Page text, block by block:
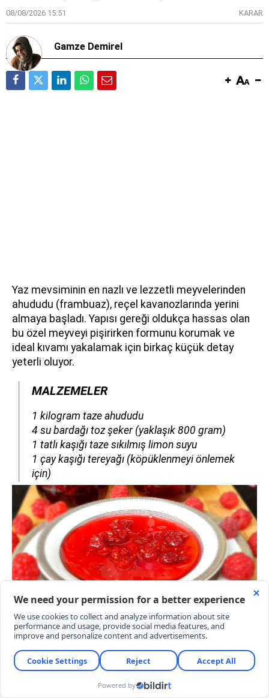
08/08/2026 15:51 KARAR
Gamze Demirel
Yaz mevsiminin en nazlı ve lezzetli meyvelerinden
ahududu (frambuaz), reçel kavanozlarında yerini
almaya başladı. Yapısı gereği oldukça hassas olan
bu özel meyveyi pişirirken formunu korumak ve
ideal kıvamı yakalamak için birkaç küçük detay
yeterli oluyor.
MALZEMELER
​​​​​​​1 kilogram taze ahududu
4 su bardağı toz şeker (yaklaşık 800 gram)
1 tatlı kaşığı taze sıkılmış limon suyu
1 çay kaşığı tereyağı (köpüklenmeyi önlemek
için)
HAZIRLANIŞI
Meyvelerin temizlenmesi:Hassas yapısı
nedeniyle ahududuları ezmeden, süzgeç içinde